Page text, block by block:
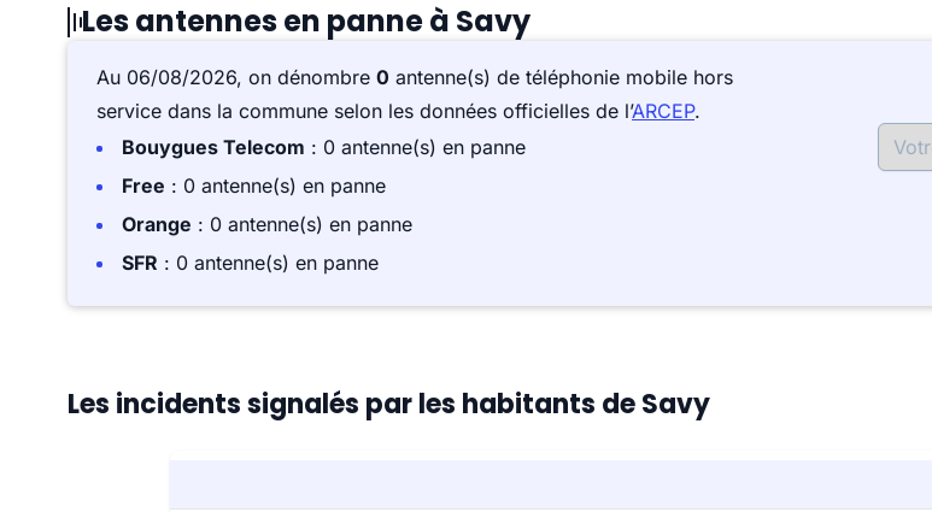
Les antennes en panne à Savy
Au 06/08/2026, on dénombre 0 antenne(s) de téléphonie mobile hors
service dans la commune selon les données officielles de l’ARCEP.
Bouygues Telecom : 0 antenne(s) en panne
Free : 0 antenne(s) en panne
Orange : 0 antenne(s) en panne
SFR : 0 antenne(s) en panne
Les incidents signalés par les habitants de Savy